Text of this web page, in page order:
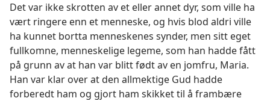
Det var ikke skrotten av et eller annet dyr, som ville ha
vært ringere enn et menneske, og hvis blod aldri ville
ha kunnet bortta menneskenes synder, men sitt eget
fullkomne, menneskelige legeme, som han hadde fått
på grunn av at han var blitt født av en jomfru, Maria.
Han var klar over at den allmektige Gud hadde
forberedt ham og gjort ham skikket til å frambære